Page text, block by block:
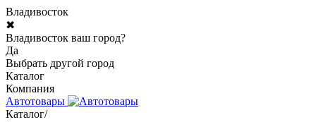
Владивосток
✖
Владивосток ваш город?
Да
Выбрать другой город
Каталог
Компания
Автотовары
Каталог/